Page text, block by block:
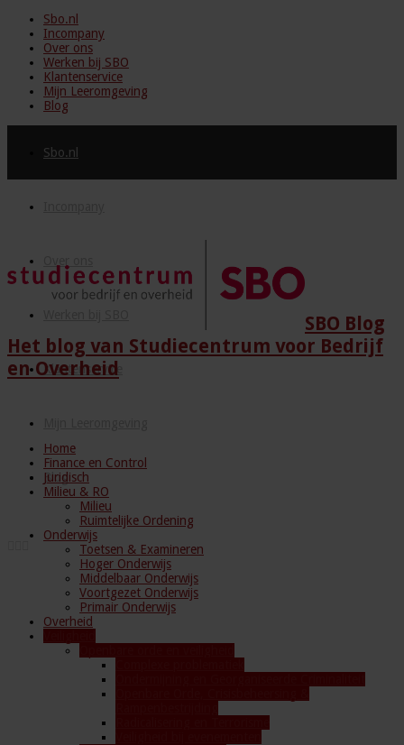
Sbo.nl
Incompany
Over ons
Werken bij SBO
Klantenservice
Mijn Leeromgeving
Blog
Sbo.nl
Klantenservice
Blog
SBO Blog
Het blog van Studiecentrum voor Bedrijf
en Overheid
Home
Finance en Control
Juridisch
Milieu & RO
Milieu
Ruimtelijke Ordening
Onderwijs
Toetsen & Examineren
Hoger Onderwijs
Middelbaar Onderwijs
Voortgezet Onderwijs
Primair Onderwijs
Overheid